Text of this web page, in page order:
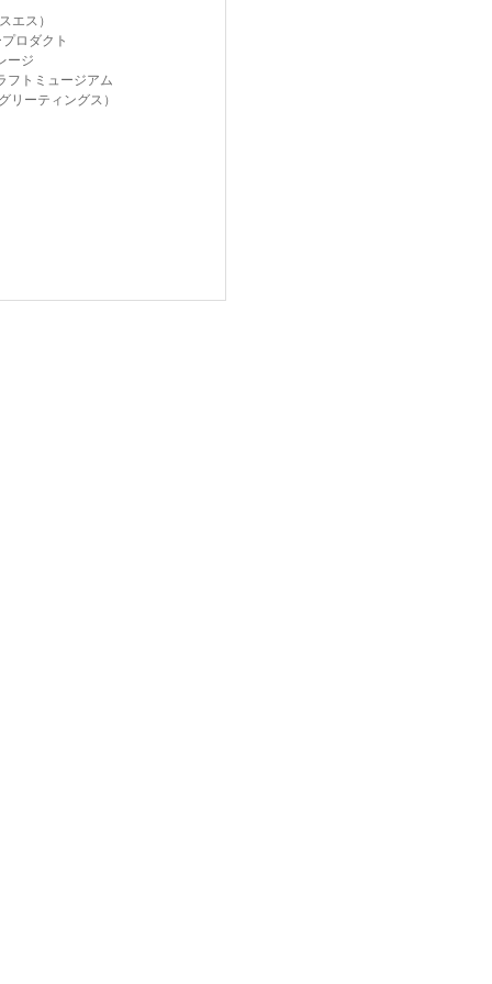
エス）
ロダクト
ージ
フトミュージアム
リーティングス）